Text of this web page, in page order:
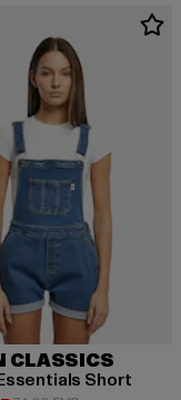
CLASSICS
Short